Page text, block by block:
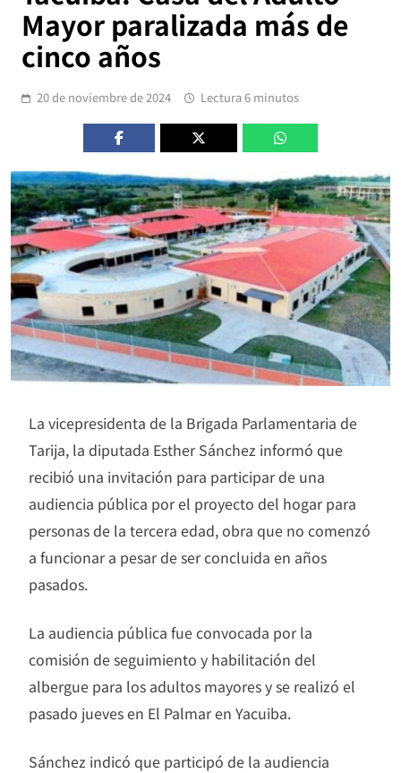
Mayor paralizada más de
cinco años
20 de noviembre de 2024 Lectura 6 minutos
La vicepresidenta de la Brigada Parlamentaria de
Tarija, la diputada Esther Sánchez informó que
recibió una invitación para participar de una
audiencia pública por el proyecto del hogar para
personas de la tercera edad, obra que no comenzó
a funcionar a pesar de ser concluida en años
pasados.
La audiencia pública fue convocada por la
comisión de seguimiento y habilitación del
albergue para los adultos mayores y se realizó el
pasado jueves en El Palmar en Yacuiba.
Sánchez indicó que participó de la audiencia